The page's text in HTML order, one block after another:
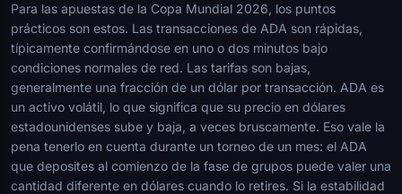
Para las apuestas de la Copa Mundial 2026, los puntos
prácticos son estos. Las transacciones de ADA son rápidas,
típicamente confirmándose en uno o dos minutos bajo
condiciones normales de red. Las tarifas son bajas,
generalmente una fracción de un dólar por transacción. ADA es
un activo volátil, lo que significa que su precio en dólares
estadounidenses sube y baja, a veces bruscamente. Eso vale la
pena tenerlo en cuenta durante un torneo de un mes: el ADA
que deposites al comienzo de la fase de grupos puede valer una
cantidad diferente en dólares cuando lo retires. Si la estabilidad